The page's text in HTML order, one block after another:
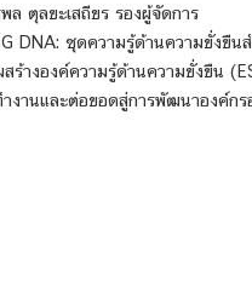
ตุลยะเสถียร รองผู้จัดการ
DNA: ชุดความรู้ด้านความยั่งยืน
ร้างองค์ความรู้ด้านความยั่งยืน
งานและต่อยอดสู่การพัฒนาองค์กร